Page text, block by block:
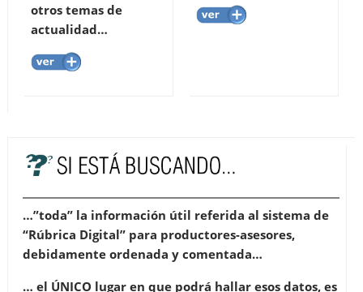
otros temas de
actualidad…
…”toda” la información útil referida al sistema de
“Rúbrica Digital” para productores-asesores,
debidamente ordenada y comentada…
… el ÚNICO lugar en que podrá hallar esos datos, es